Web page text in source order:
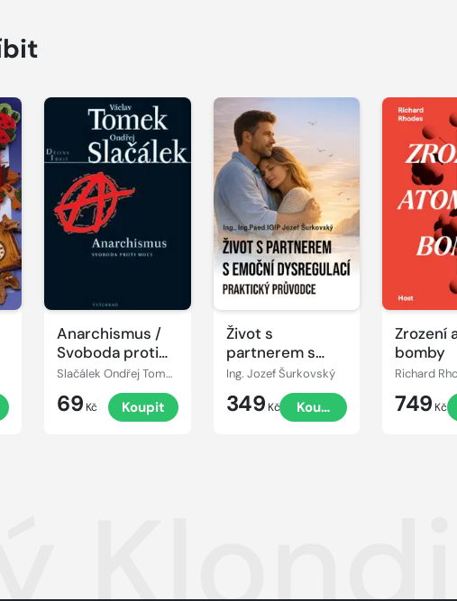
Anarchismus /
Svoboda proti
moci
Slačálek Ondřej Tomek Václav,
69 Kč Koupit
Život s
partnerem s
emoční
dysregulací:
Praktický
průvodce
Ing. Jozef Šurkovský
349 Kč Koupit
Zrození
bomby
Richard
749 Kč